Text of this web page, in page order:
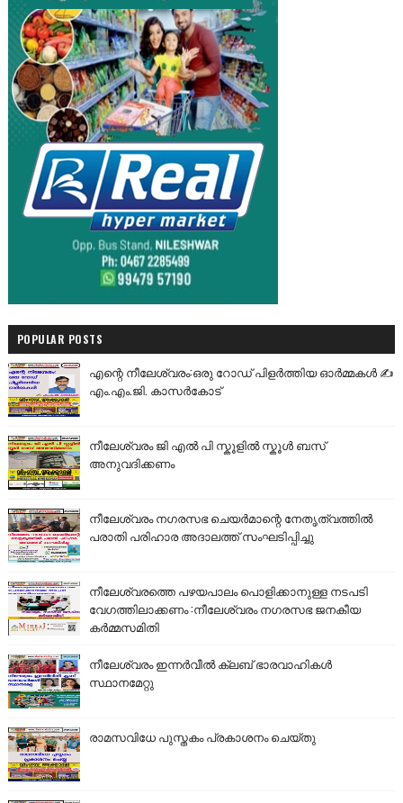
POPULAR POSTS
എന്റെ നീലേശ്വരം:ഒരു റോഡ് പിളർത്തിയ ഓർമ്മകൾ ✍️
എം.എം.ജി. കാസർകോട്
നീലേശ്വരം ജി എൽ പി സ്കൂളിൽ സ്കൂൾ ബസ്
അനുവദിക്കണം
നീലേശ്വരം നഗരസഭ ചെയർമാന്റെ നേതൃത്വത്തിൽ
പരാതി പരിഹാര അദാലത്ത് സംഘടിപ്പിച്ചു
നീലേശ്വരത്തെ പഴയപാലം പൊളിക്കാനുള്ള നടപടി
വേഗത്തിലാക്കണം :നീലേശ്വരം നഗരസഭ ജനകീയ
കർമ്മസമിതി
നീലേശ്വരം ഇന്നർവീൽ ക്ലബ് ഭാരവാഹികൾ
സ്ഥാനമേറ്റു
രാമസവിധേ പുസ്തകം പ്രകാശനം ചെയ്തു